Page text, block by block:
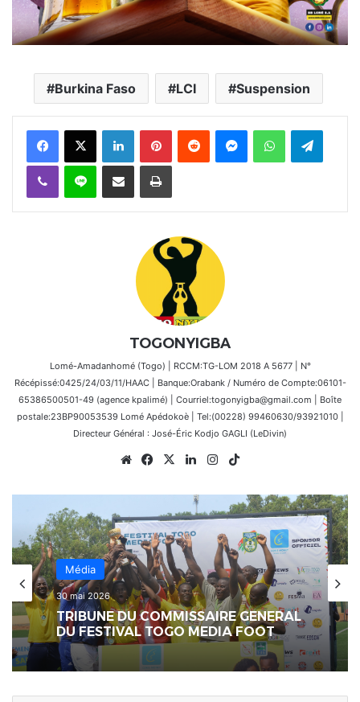
Burkina Faso LCI Suspension
FacebookX Linkedin PinterestReddit MessengerWhatsAppTelegram
Viber Ligne Partager par email Imprimer
TOGONYIGBA
Lomé-Amadanhomé (Togo) | RCCM:TG-LOM 2018 A 5677 | N°
Récépissé:0425/24/03/11/HAAC | Banque:Orabank / Numéro de Compte:06101-
65386500501-49 (agence kpalimé) | Courriel:togonyigba@gmail.com | Boîte
postale:23BP90053539 Lomé Apédokoè | Tel:(00228) 99460630/93921010 |
Directeur Général : José-Éric Kodjo GAGLI (LeDivin)
WebsiteFacebook
X LinkedinInstagram
Média
30 mai 2026
TRIBUNE DU COMMISSAIRE GENERAL
DU FESTIVAL TOGO MEDIA FOOT